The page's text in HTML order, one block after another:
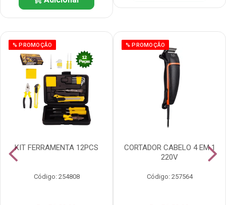
% PROMOÇÃO
KIT FERRAMENTA 12PCS
Código: 254808
% PROMOÇÃO
CORTADOR CABELO 4 EM 1
220V
Código: 257564